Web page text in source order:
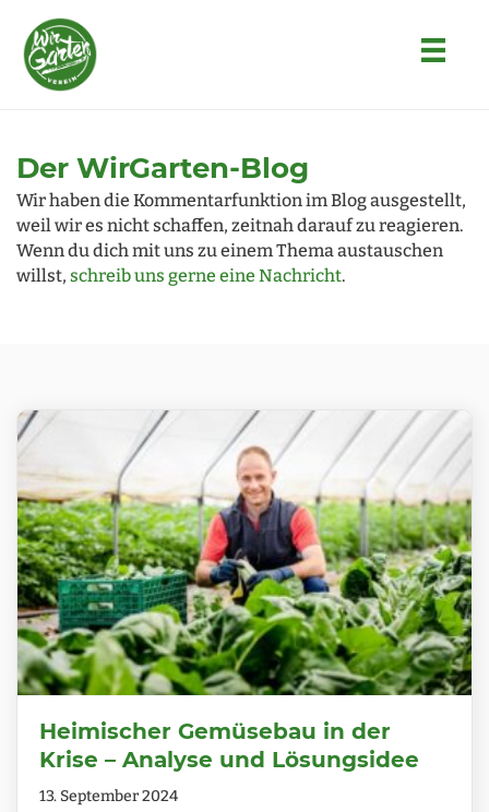
Der WirGarten-Blog
Wir haben die Kommentarfunktion im Blog ausgestellt,
weil wir es nicht schaffen, zeitnah darauf zu reagieren.
Wenn du dich mit uns zu einem Thema austauschen
willst, schreib uns gerne eine Nachricht.
Heimischer Gemüsebau in der
Krise – Analyse und Lösungsidee
13. September 2024